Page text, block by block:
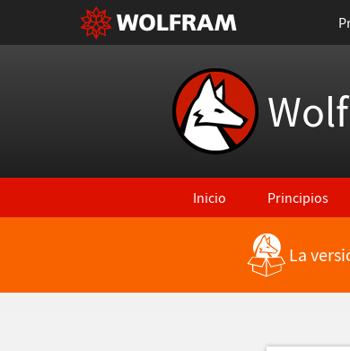
Inicio Principios
Regresar a La